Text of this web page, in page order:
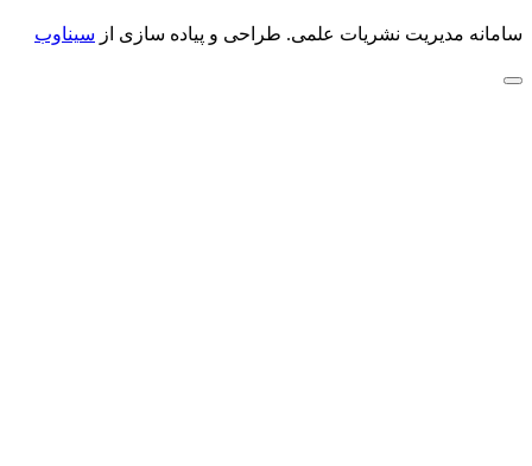
سامانه مدیریت نشریات علمی. طراحی و پیاده سازی از سیناوب